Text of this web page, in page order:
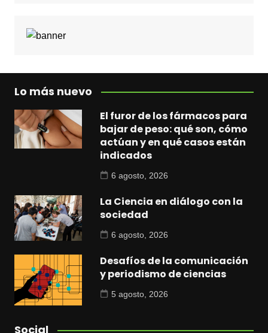
Lo más nuevo
El furor de los fármacos para
bajar de peso: qué son, cómo
actúan y en qué casos están
indicados
6 agosto, 2026
La Ciencia en diálogo con la
sociedad
6 agosto, 2026
Desafíos de la comunicación
y periodismo de ciencias
5 agosto, 2026
Social